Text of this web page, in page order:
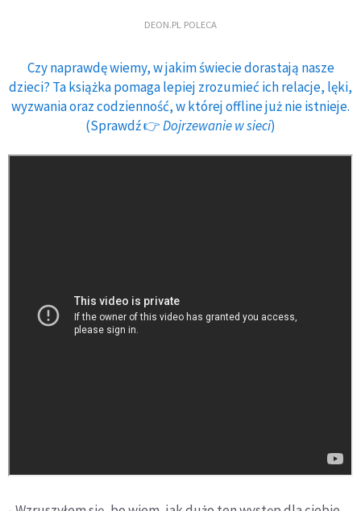
DEON.PL POLECA
Czy naprawdę wiemy, w jakim świecie dorastają nasze
dzieci? Ta książka pomaga lepiej zrozumieć ich relacje, lęki,
wyzwania oraz codzienność, w której offline już nie istnieje.
(Sprawdź 👉Dojrzewanie w sieci)